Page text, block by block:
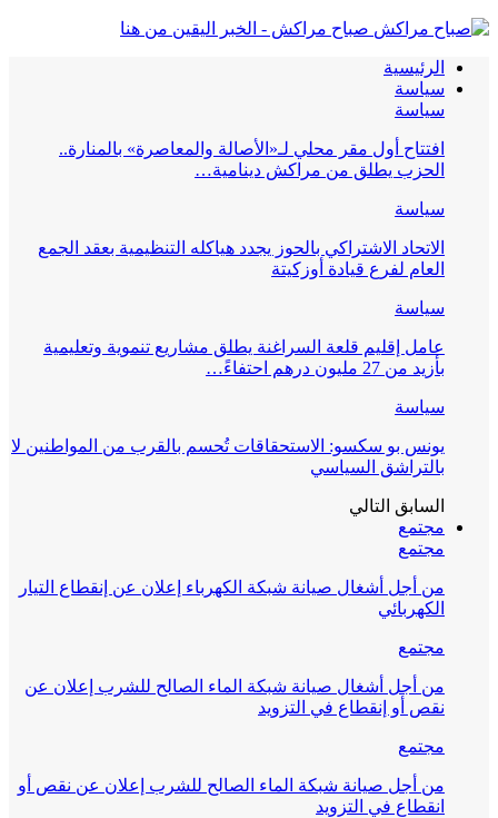
صباح مراكش - الخبر اليقين من هنا
الرئيسية
سياسة
سياسة
افتتاح أول مقر محلي لـ«الأصالة والمعاصرة» بالمنارة..
الحزب يطلق من مراكش دينامية…
سياسة
الاتحاد الاشتراكي بالحوز يجدد هياكله التنظيمية بعقد الجمع
العام لفرع قيادة أوزكيتة
سياسة
عامل إقليم قلعة السراغنة يطلق مشاريع تنموية وتعليمية
بأزيد من 27 مليون درهم احتفاءً…
سياسة
يونس بو سكسو: الاستحقاقات تُحسم بالقرب من المواطنين لا
بالتراشق السياسي
السابق التالي
مجتمع
مجتمع
من أجل أشغال صيانة شبكة الكهرباء إعلان عن إنقطاع التيار
الكهربائي
مجتمع
من أجل أشغال صيانة شبكة الماء الصالح للشرب إعلان عن
نقص أو إنقطاع في التزويد
مجتمع
من أجل صيانة شبكة الماء الصالح للشرب إعلان عن نقص أو
انقطاع في التزويد